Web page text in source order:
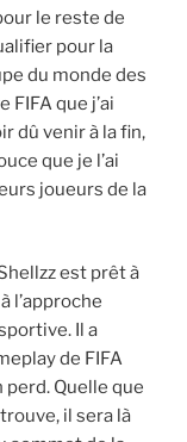
le reste de
pour la
du monde des
FIFA que j’ai
dû venir à la fin,
que je l’ai
joueurs de la
est prêt à
l’approche
Il a
de FIFA
perd. Quelle que
il sera là